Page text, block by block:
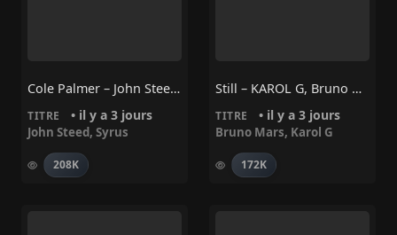
Cole Palmer – John Steed, Syrus
TITRE • il y a 3 jours
John Steed, Syrus
208K
Still – KAROL G, Bruno Mars
TITRE • il y a 3 jours
Bruno Mars, Karol G
172K